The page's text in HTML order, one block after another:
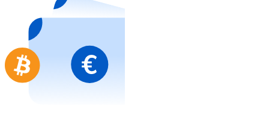
Achetez des cartes-cadeaux de vos marques
Aller à la boutique de cartes-cadeaux